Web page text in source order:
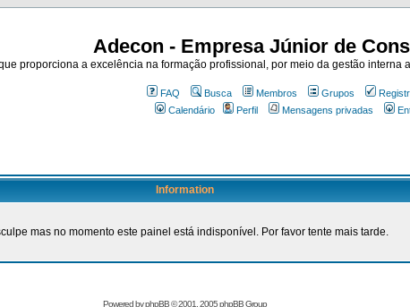
Adecon - Empresa Júnior de
proporciona a excelência na formação profissional, por meio da gestão interna
FAQ Busca Membros Grupos
Calendário
Perfil Mensagens privadas
Information
mas no momento este painel está indisponível. Por favor tente mais tarde.
Powered byphpBB© 2001, 2005 phpBB Group